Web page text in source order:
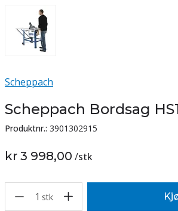
Scheppach
Scheppach Bordsag
Produktnr.: 3901302915
kr 3 998,00 /stk
1 stk